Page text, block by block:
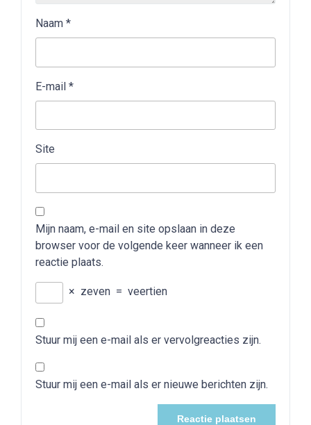
Naam *
E-mail *
Site
Mijn naam, e-mail en site opslaan in deze
browser voor de volgende keer wanneer ik een
reactie plaats.
× zeven = veertien
Stuur mij een e-mail als er vervolgreacties zijn.
Stuur mij een e-mail als er nieuwe berichten zijn.